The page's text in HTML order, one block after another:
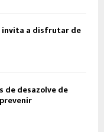
invita a disfrutar de
de desazolve de